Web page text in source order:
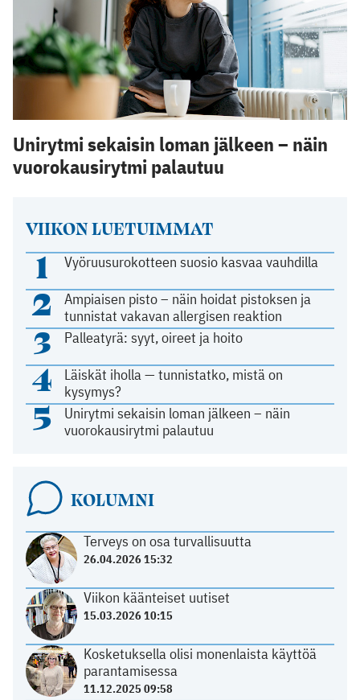
VIIKON LUETUIMMAT
1 Vyöruusurokotteen suosio kasvaa vauhdilla
2
Ampiaisen pisto – näin hoidat pistoksen ja
tunnistat vakavan allergisen reaktion
3 Palleatyrä: syyt, oireet ja hoito
4
Läiskät iholla — tunnistatko, mistä on
kysymys?
5
Unirytmi sekaisin loman jälkeen – näin
vuorokausirytmi palautuu
KOLUMNI
Terveys on osa turvallisuutta
26.04.2026 15:32
Viikon käänteiset uutiset
15.03.2026 10:15
Kosketuksella olisi monenlaista käyttöä
parantamisessa
11.12.2025 09:58
Unirytmi sekaisin loman jälkeen – näin
vuorokausirytmi palautuu